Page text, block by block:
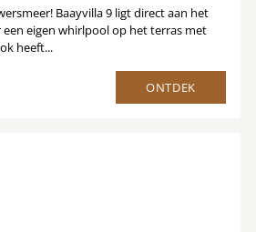
Baayvilla 9 ligt direct aan het
eigen whirlpool op het terras met
heeft...
ONTDEK
8.8